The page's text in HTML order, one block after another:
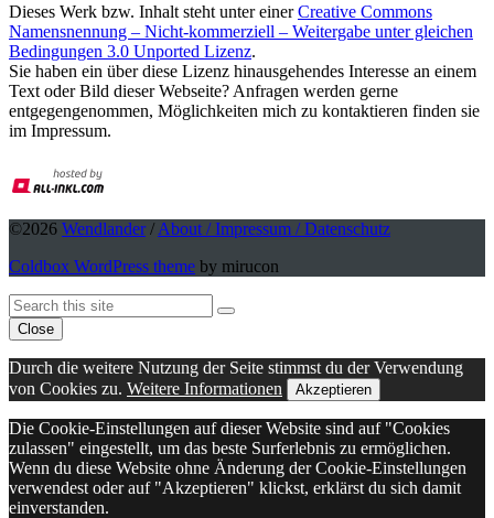
Dieses Werk bzw. Inhalt steht unter einerCreative Commons
Namensnennung – Nicht-kommerziell – Weitergabe unter gleichen
Bedingungen 3.0 Unported Lizenz.
Sie haben ein über diese Lizenz hinausgehendes Interesse an einem
Text oder Bild dieser Webseite? Anfragen werden gerne
entgegengenommen, Möglichkeiten mich zu kontaktieren finden sie
im Impressum.
©2026 Wendlander/ About / Impressum / Datenschutz
Coldbox WordPress theme by mirucon
Back
To
Top
Search
Search
Close
Durch die weitere Nutzung der Seite stimmst du der Verwendung
von Cookies zu. Weitere Informationen Akzeptieren
Die Cookie-Einstellungen auf dieser Website sind auf "Cookies
zulassen" eingestellt, um das beste Surferlebnis zu ermöglichen.
Wenn du diese Website ohne Änderung der Cookie-Einstellungen
verwendest oder auf "Akzeptieren" klickst, erklärst du sich damit
einverstanden.